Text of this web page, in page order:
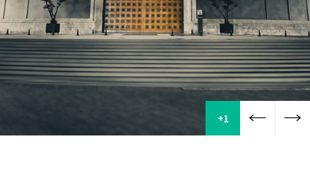
+1